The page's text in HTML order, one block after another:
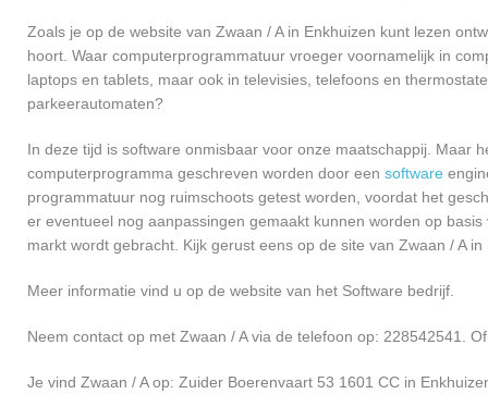
Zoals je op de website van Zwaan / A in Enkhuizen kunt lezen
hoort. Waar computerprogrammatuur vroeger voornamelijk in
laptops en tablets, maar ook in televisies, telefoons en
parkeerautomaten?
In deze tijd is software onmisbaar voor onze maatschappij. Maar
computerprogramma geschreven worden door een software
programmatuur nog ruimschoots getest worden, voordat het
er eventueel nog aanpassingen gemaakt kunnen worden op
markt wordt gebracht. Kijk gerust eens op de site van Zwaan / A
Meer informatie vind u op de website van het Software bedrijf.
Neem contact op met Zwaan / A via de telefoon op: 228542541.
Je vind Zwaan / A op: Zuider Boerenvaart 53 1601 CC in